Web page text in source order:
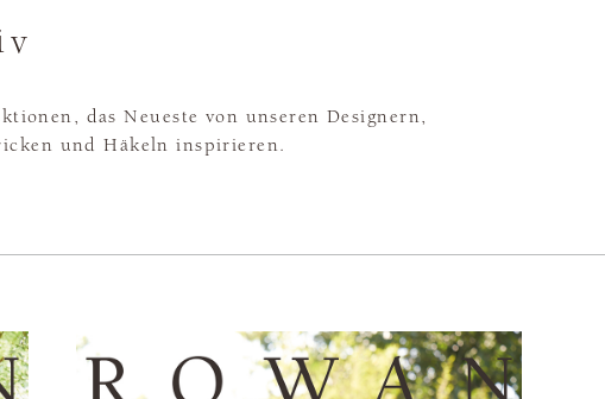
das Neueste von unseren Designern,
und Häkeln inspirieren.